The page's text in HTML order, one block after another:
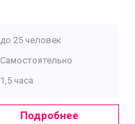
до 25 человек
Самостоятельно
1,5 часа
Подробнее